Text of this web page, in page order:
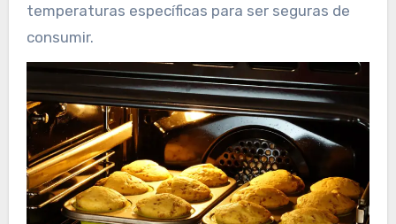
temperaturas específicas para ser seguras de
consumir.